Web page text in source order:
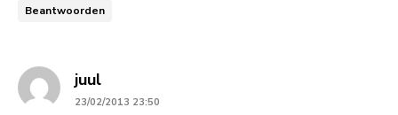
Beantwoorden
juulsays:
23/02/2013 23:50